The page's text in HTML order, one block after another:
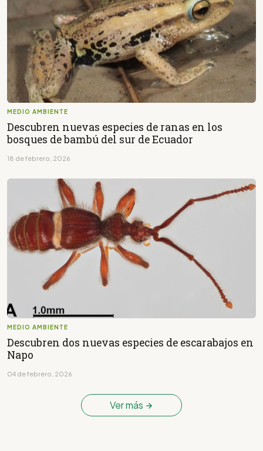
MEDIO AMBIENTE
Descubren nuevas especies de ranas en los
bosques de bambú del sur de Ecuador
18 de febrero, 2026
MEDIO AMBIENTE
Descubren dos nuevas especies de escarabajos en
Napo
04 de febrero, 2026
Ver más